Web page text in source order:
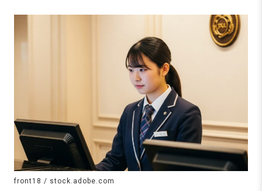
抱えたまま出勤を続け
こそ頼れるのが、転職
う方も少なくありま
ん。この記事では、
テルフロントの志望
機を履歴書・面接別
front18 / stock.adobe.com